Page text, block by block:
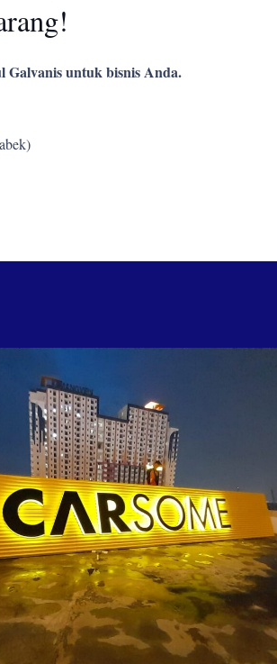
untuk bisnis Anda.